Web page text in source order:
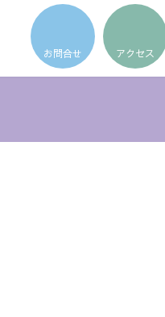
ア
イ
コ
ン
リ
ン
ア
イ
コ
ン
リ
ン